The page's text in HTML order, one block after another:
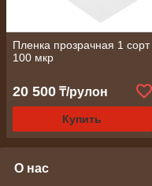
Пленка прозрачная 1 сорт
100 мкр
20 500 ₸/рулон
Купить
О нас